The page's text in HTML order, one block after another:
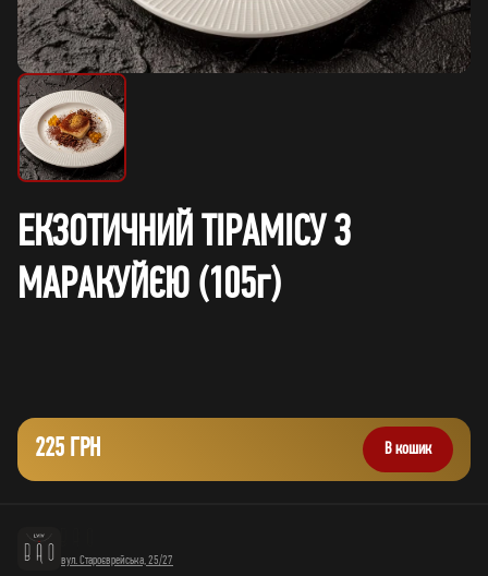
ЕКЗОТИЧНИЙ ТІРАМІСУ З
МАРАКУЙЄЮ (105г)
225 ГРН В кошик
вул. Староєврейська, 25/27